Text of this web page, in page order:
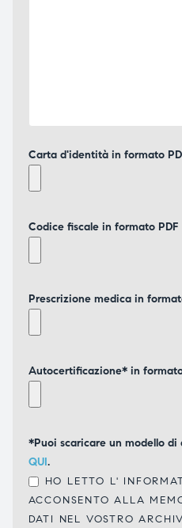
Carta d'identità in formato
Codice fiscale in formato PDF
Prescrizione medica in
Autocertificazione* in
*Puoi scaricare un modello
QUI.
HO LETTO L'
ACCONSENTO ALLA
DATI NEL VOSTRO